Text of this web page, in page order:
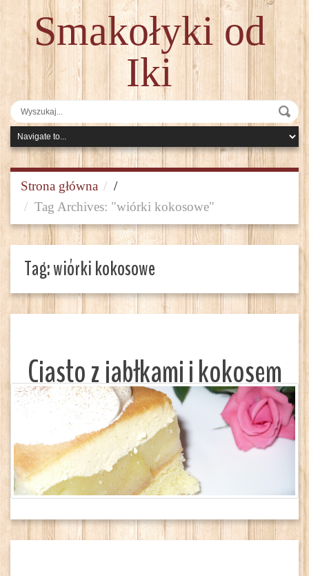
Smakołyki od
Iki
Strona główna
/
Tag Archives: "wiórki kokosowe"
Tag:wiórki kokosowe
Ciasto z jabłkami i kokosem